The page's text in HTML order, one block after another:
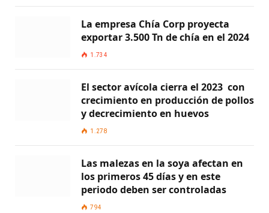
La empresa Chía Corp proyecta
exportar 3.500 Tn de chía en el 2024
1.734
El sector avícola cierra el 2023 con
crecimiento en producción de pollos
y decrecimiento en huevos
1.278
Las malezas en la soya afectan en
los primeros 45 días y en este
periodo deben ser controladas
794